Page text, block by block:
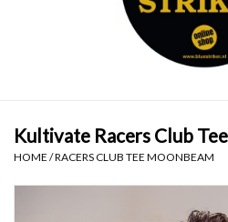
Schoenen
Kultivate Racers Club
HOME /RACERS CLUB TEE MOONBEAM